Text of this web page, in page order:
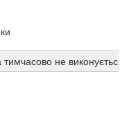
не виконується)